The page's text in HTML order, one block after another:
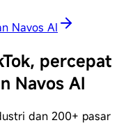
Navos AI
percepat
Navos AI
dan 200+ pasar